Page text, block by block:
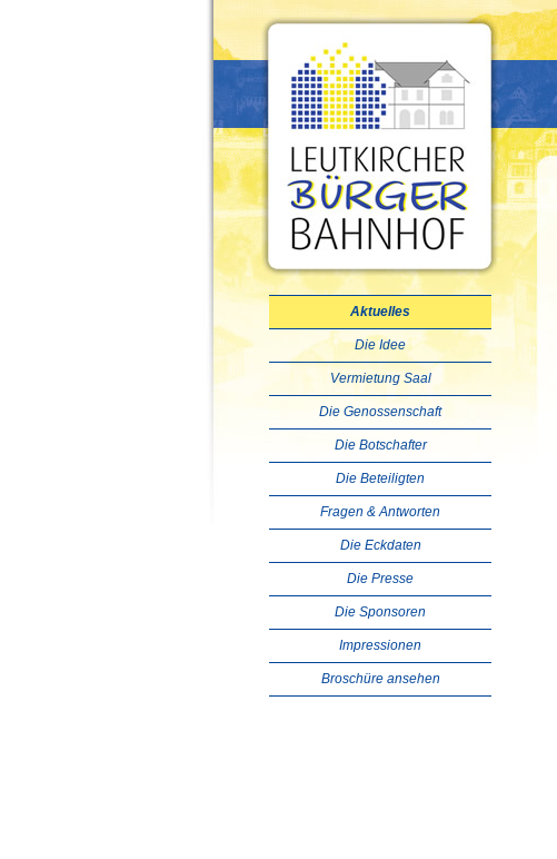
Aktuelles
Die Idee
Vermietung Saal
Die Genossenschaft
Die Botschafter
Die Beteiligten
Fragen & Antworten
Die Eckdaten
Die Presse
Die Sponsoren
Impressionen
Broschüre ansehen